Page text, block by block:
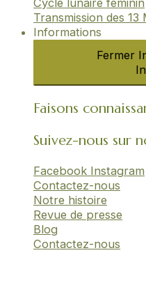
Transmission des 13
Informations
Fermer
Faisons
Suivez-nous sur
Facebook Instagram
Contactez-nous
Notre histoire
Revue de presse
Blog
Contactez-nous